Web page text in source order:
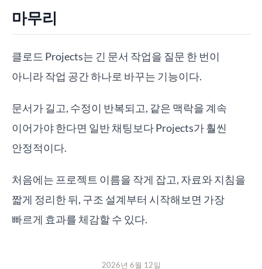
마무리
클로드 Projects는 긴 문서 작업을 질문 한 번이
아니라 작업 공간 하나로 바꾸는 기능이다.
문서가 길고, 수정이 반복되고, 같은 맥락을 계속
이어가야 한다면 일반 채팅보다 Projects가 훨씬
안정적이다.
처음에는 프로젝트 이름을 작게 잡고, 자료와 지침을
짧게 정리한 뒤, 구조 설계부터 시작해보면 가장
빠르게 효과를 체감할 수 있다.
2026년 6월 12일